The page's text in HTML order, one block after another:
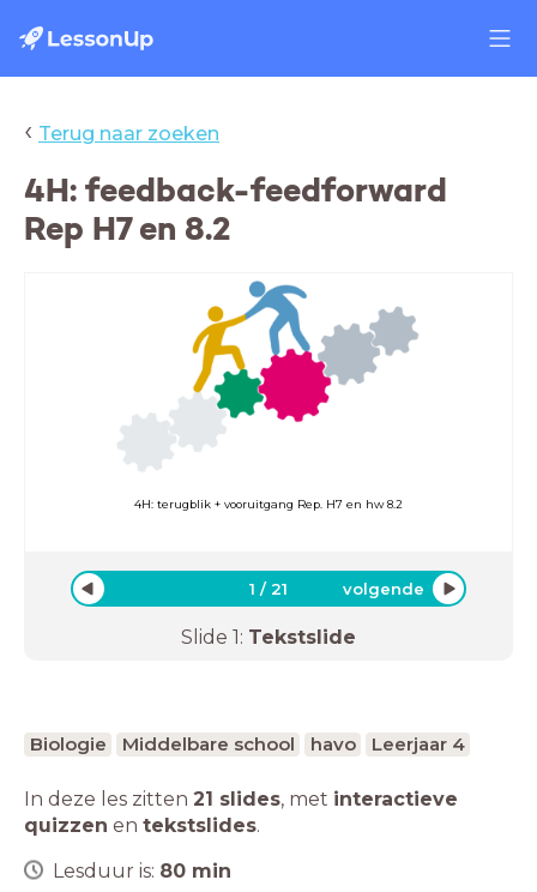
‹ Terug naar zoeken
4H: feedback-feedforward
Rep H7 en 8.2
4H: terugblik + vooruitgang Rep. H7 en hw 8.2
1 /21 volgende
Slide 1: Tekstslide
Biologie Middelbare school havo Leerjaar 4
In deze les zitten 21 slides, met interactieve
quizzen en tekstslides.
Lesduur is: 80 min